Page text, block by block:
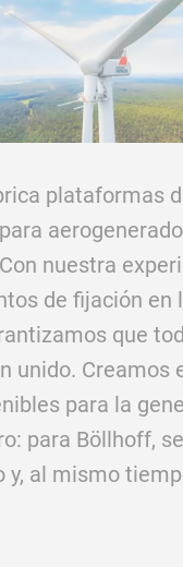
plataformas
nuestra
de fijación en
que
unido. Creamos
para la
para Böllhoff,
y, al mismo